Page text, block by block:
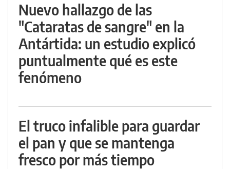
Nuevo hallazgo de las
"Cataratas de sangre" en la
Antártida: un estudio explicó
puntualmente qué es este
fenómeno
El truco infalible para guardar
el pan y que se mantenga
fresco por más tiempo